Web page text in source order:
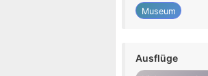
Museum
Ausflüge